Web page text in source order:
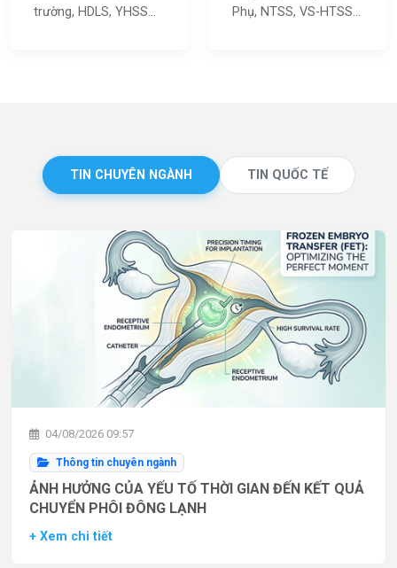
trường, HDLS, YHSS…
Phụ, NTSS, VS-HTSS...
TIN CHUYÊN NGÀNH TIN QUỐC TẾ
04/08/2026 09:57
Thông tin chuyên ngành
ẢNH HƯỞNG CỦA YẾU TỐ THỜI GIAN ĐẾN KẾT QUẢ
CHUYỂN PHÔI ĐÔNG LẠNH
+ Xem chi tiết